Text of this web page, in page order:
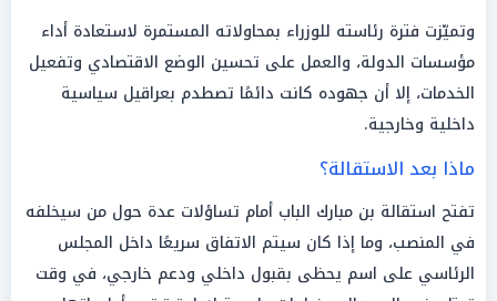
وتميّزت فترة رئاسته للوزراء بمحاولاته المستمرة لاستعادة أداء
مؤسسات الدولة، والعمل على تحسين الوضع الاقتصادي وتفعيل
الخدمات، إلا أن جهوده كانت دائمًا تصطدم بعراقيل سياسية
داخلية وخارجية.
ماذا بعد الاستقالة؟
تفتح استقالة بن مبارك الباب أمام تساؤلات عدة حول من سيخلفه
في المنصب، وما إذا كان سيتم الاتفاق سريعًا داخل المجلس
الرئاسي على اسم يحظى بقبول داخلي ودعم خارجي، في وقت